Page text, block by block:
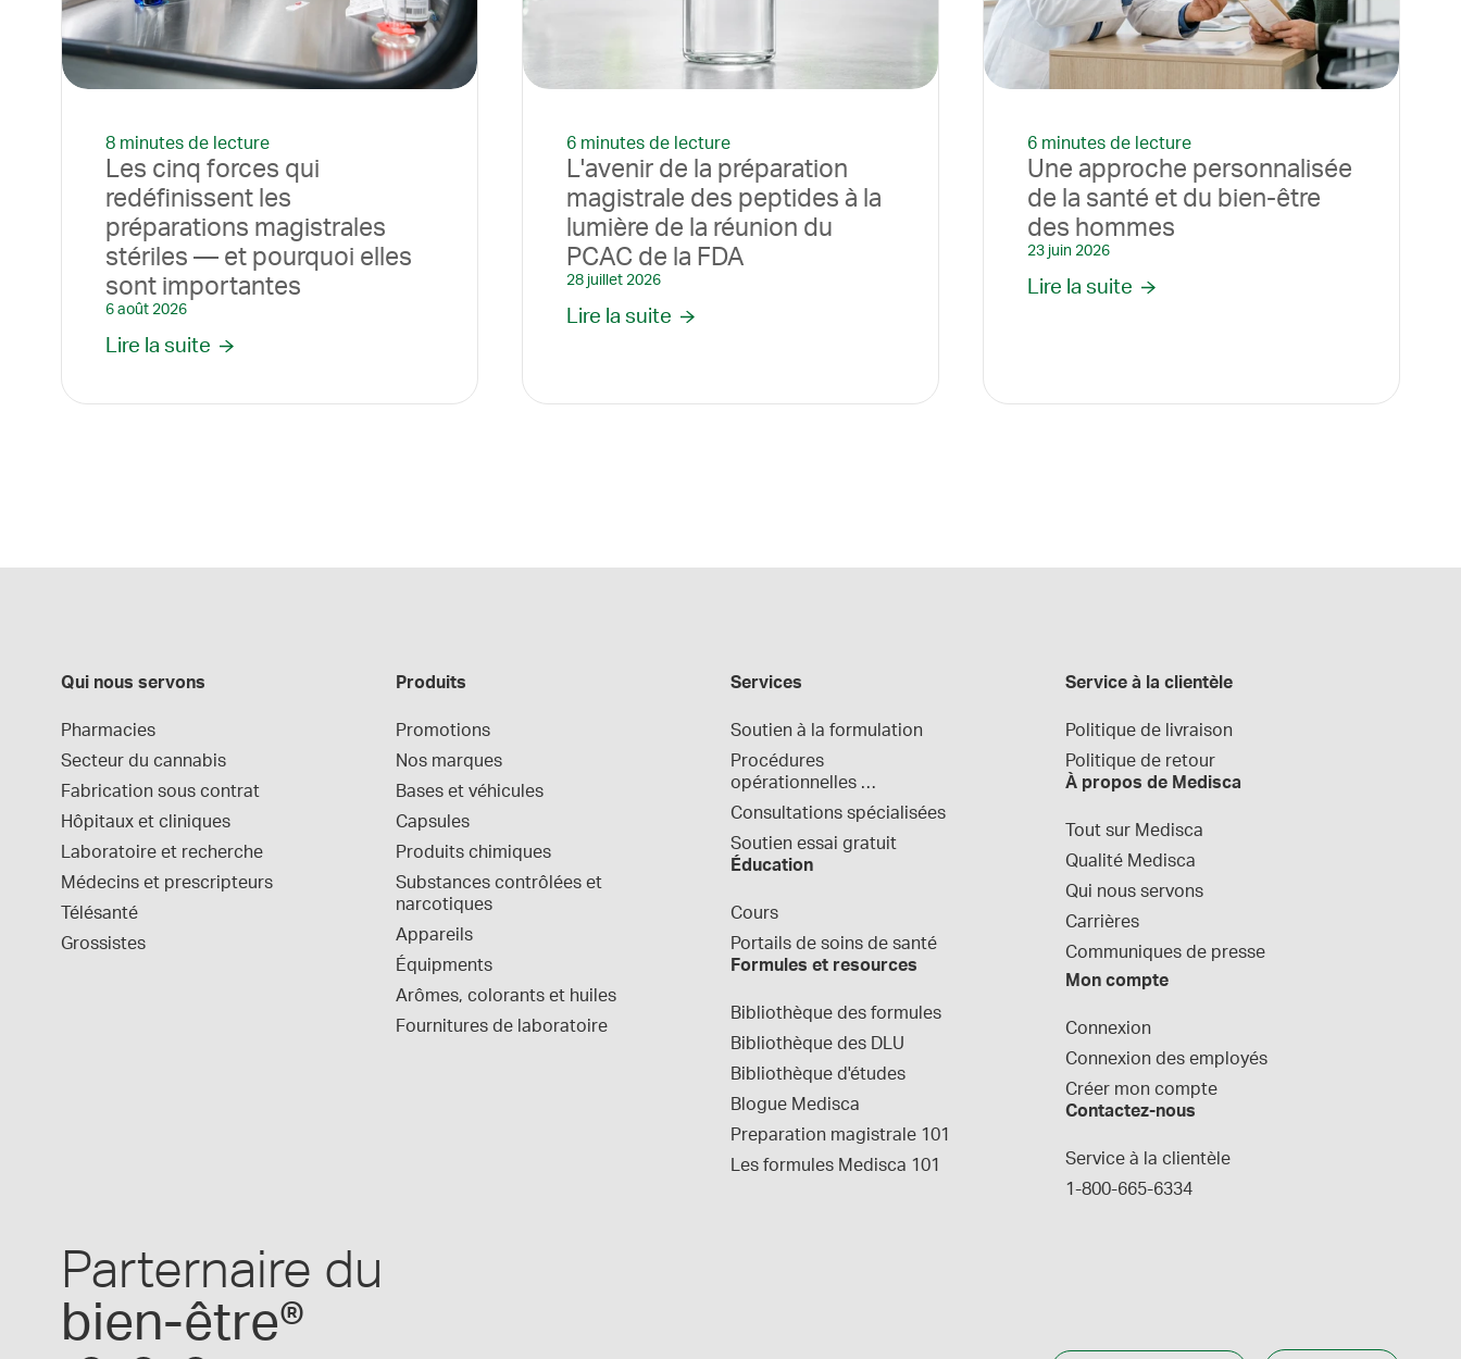
8 minutes de lecture
Les cinq forces qui
redéfinissent les
préparations magistrales
stériles — et pourquoi elles
sont importantes
6 août 2026
Lire la suite
6 minutes de lecture
L'avenir de la préparation
magistrale des peptides à la
lumière de la réunion du
PCAC de la FDA
28 juillet 2026
Lire la suite
6 minutes de lecture
Une approche personnalisée
de la santé et du bien-être
des hommes
23 juin 2026
Lire la suite
Qui nous servons
Pharmacies
Secteur du cannabis
Fabrication sous contrat
Hôpitaux et cliniques
Laboratoire et recherche
Médecins et prescripteurs
Télésanté
Grossistes
Produits
Promotions
Nos marques
Bases et véhicules
Capsules
Produits chimiques
Substances contrôlées et
narcotiques
Appareils
Équipments
Arômes, colorants et huiles
Fournitures de laboratoire
Services
Soutien à la formulation
Procédures
opérationnelles
normalisées
Consultations spécialisées
Soutien essai gratuit
Éducation
Cours
Portails de soins de santé
Formules et resources
Bibliothèque des formules
Bibliothèque des DLU
Bibliothèque d'études
Blogue Medisca
Preparation magistrale 101
Les formules Medisca 101
Service à la clientèle
Politique de livraison
Politique de retour
À propos de Medisca
Tout sur Medisca
Qualité Medisca
Qui nous servons
Carrières
Communiques de presse
Mon compte
Connexion
Connexion des employés
Créer mon compte
Contactez-nous
Service à la clientèle
1-800-665-6334
Parternaire du
bien-être®